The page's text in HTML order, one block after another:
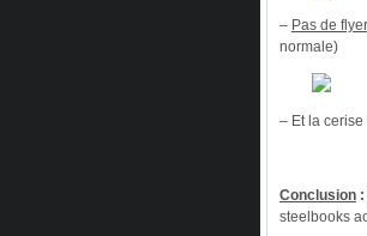
– Pas de
normale)
– Et la cerise
Conclusion :
steelbooks